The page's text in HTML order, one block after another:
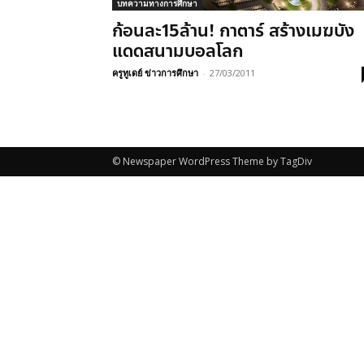
บทความทางการศึกษา
ก้อนละ15ล้าน! กาตาร์ สร้างเมฆบัง
แดดสนามบอลโลก
ครูทูเดย์ ข่าวการศึกษา - 27/03/2011
© Newspaper WordPress Theme by TagDiv